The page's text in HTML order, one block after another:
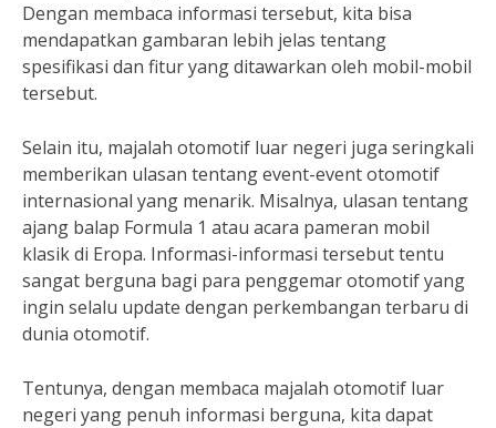
Dengan membaca informasi tersebut, kita bisa
mendapatkan gambaran lebih jelas tentang
spesifikasi dan fitur yang ditawarkan oleh mobil-mobil
tersebut.
Selain itu, majalah otomotif luar negeri juga seringkali
memberikan ulasan tentang event-event otomotif
internasional yang menarik. Misalnya, ulasan tentang
ajang balap Formula 1 atau acara pameran mobil
klasik di Eropa. Informasi-informasi tersebut tentu
sangat berguna bagi para penggemar otomotif yang
ingin selalu update dengan perkembangan terbaru di
dunia otomotif.
Tentunya, dengan membaca majalah otomotif luar
negeri yang penuh informasi berguna, kita dapat